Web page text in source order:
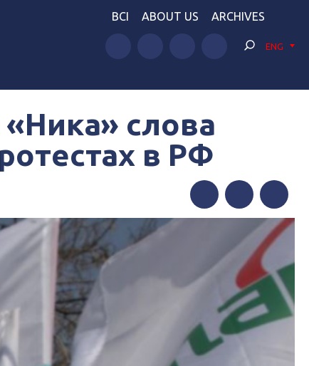
BCI ABOUT US ARCHIVES
ENG
слова
в РФ
Telegram